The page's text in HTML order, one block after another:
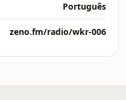
Português
zeno.fm/radio/wkr-006